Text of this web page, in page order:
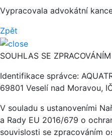
Vypracovala advokátní
Zpět
SOUHLAS SE
Identifikace správce:
69801 Veselí nad Moravou,
V souladu s ustanoveními
a Rady EU 2016/679 o
souvislosti se zpracováním